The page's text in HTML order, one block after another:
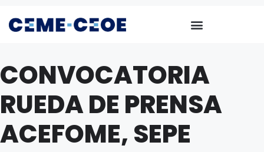
CONVOCATORIA
RUEDA DE PRENSA
ACEFOME, SEPE